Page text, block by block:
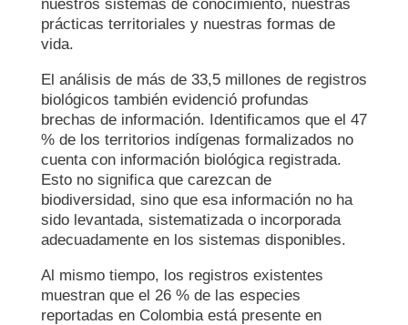
nuestros sistemas de conocimiento, nuestras
prácticas territoriales y nuestras formas de
vida.
El análisis de más de 33,5 millones de registros
biológicos también evidenció profundas
brechas de información. Identificamos que el 47
% de los territorios indígenas formalizados no
cuenta con información biológica registrada.
Esto no significa que carezcan de
biodiversidad, sino que esa información no ha
sido levantada, sistematizada o incorporada
adecuadamente en los sistemas disponibles.
Al mismo tiempo, los registros existentes
muestran que el 26 % de las especies
reportadas en Colombia está presente en